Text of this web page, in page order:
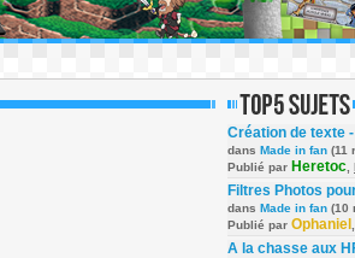
Création de texte
dans Made in fan (11
Publié par Heretoc
Filtres Photos
dans Made in fan (10
Publié par Ophaniel
A la chasse aux